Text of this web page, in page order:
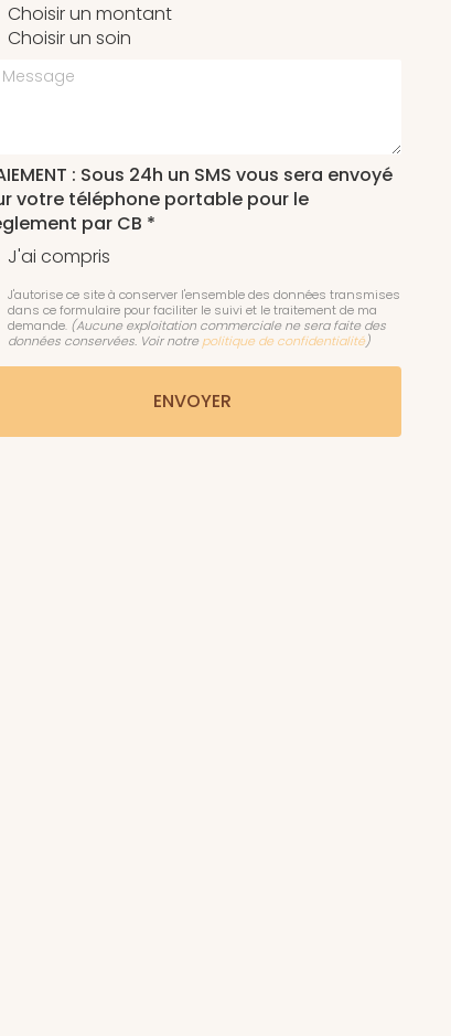
Choisir un montant
Choisir un soin
: Sous 24h un SMS vous sera envoyé
votre téléphone portable pour le
par CB *
J'ai compris
J'autorise ce site à conserver l'ensemble des données transmises
dans ce formulaire pour faciliter le suivi et le traitement de ma
demande. (Aucune exploitation commerciale ne sera faite des
données conservées. Voir notre politique de confidentialité)